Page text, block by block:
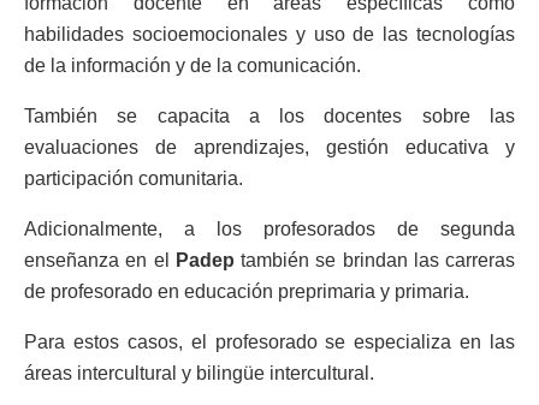
habilidades socioemocionales y uso de las tecnologías
de la información y de la comunicación.
También se capacita a los docentes sobre las
evaluaciones de aprendizajes, gestión educativa y
participación comunitaria.
Adicionalmente, a los profesorados de segunda
enseñanza en el
Padep también se brindan las carreras
de profesorado en educación preprimaria y primaria.
Para estos casos, el profesorado se especializa en las
áreas intercultural y bilingüe intercultural.